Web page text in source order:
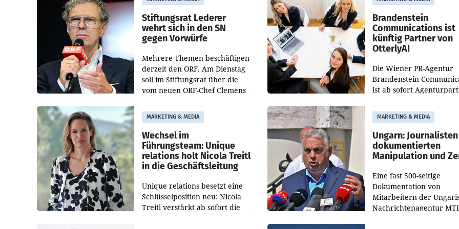
Bundeswettbewerbsbehörde
und der Bundeskartellanwalt
gegenüber Juli 2025
verdoppelte (+102
Stiftungsrat Lederer
wehrt sich in den SN
gegen Vorwürfe
Mehrere Themen beschäftigen
derzeit den ORF. Am Dienstag
soll im Stiftungsrat über die
vom neuen ORF-Chef Clemens
Besetzungen für die
Direktionen abgestimmt
werden.
Brandenstein
Communications ist
künftig Partner von
OtterlyAI
Die Wiener PR-Agentur
Brandenstein
ist ab sofort
Optimierungsplattform
OtterlyAI. Damit baut die
Agentur ihr
MARKETING & MEDIA
Wechsel im
Führungsteam: Unique
relations holt Nicola Treitl
in die Geschäftsleitung
Unique relations besetzt eine
Schlüsselposition neu: Nicola
Treitl verstärkt ab sofort die
MARKETING & MEDIA
Ungarn: Journalisten
dokumentierten
Manipulation und
Eine fast 500-seitige
Dokumentation von
Mitarbeitern der
Nachrichtenagentur